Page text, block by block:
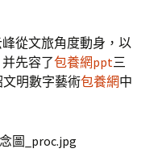
從文旅角度動身，以
先容了包養網ppt三
明數字藝術包養網中